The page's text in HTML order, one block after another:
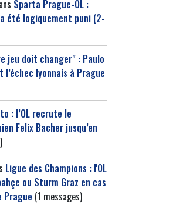
Sparta Prague-OL :
été logiquement puni (2-
jeu doit changer" : Paulo
l’échec lyonnais à Prague
: l’OL recrute le
Felix Bacher jusqu’en
Ligue des Champions : l'OL
ou Sturm Graz en cas
(1 messages)